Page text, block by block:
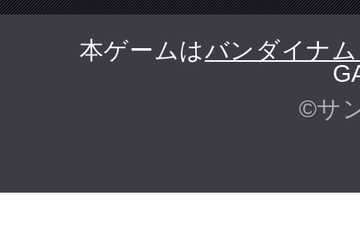
本ゲームはバンダイナ
©サ